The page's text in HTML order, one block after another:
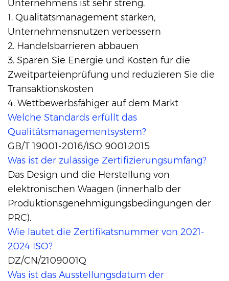
Unternehmens ist sehr streng.
1. Qualitätsmanagement stärken,
Unternehmensnutzen verbessern
2. Handelsbarrieren abbauen
3. Sparen Sie Energie und Kosten für die
Zweitparteienprüfung und reduzieren Sie die
Transaktionskosten
4. Wettbewerbsfähiger auf dem Markt
Welche Standards erfüllt das
Qualitätsmanagementsystem?
GB/T 19001-2016/ISO 9001:2015
Was ist der zulässige Zertifizierungsumfang?
Das Design und die Herstellung von
elektronischen Waagen (innerhalb der
Produktionsgenehmigungsbedingungen der
PRC).
Wie lautet die Zertifikatsnummer von 2021-
2024 ISO?
DZ/CN/2109001Q
Was ist das Ausstellungsdatum der